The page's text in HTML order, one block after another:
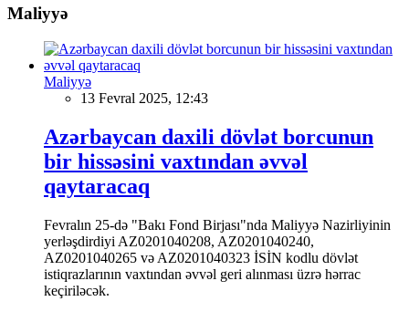
Maliyyə
Maliyyə
13 Fevral 2025, 12:43
Azərbaycan daxili dövlət borcunun
bir hissəsini vaxtından əvvəl
qaytaracaq
Fevralın 25-də "Bakı Fond Birjası"nda Maliyyə Nazirliyinin
yerləşdirdiyi AZ0201040208, AZ0201040240,
AZ0201040265 və AZ0201040323 İSİN kodlu dövlət
istiqrazlarının vaxtından əvvəl geri alınması üzrə hərrac
keçiriləcək.